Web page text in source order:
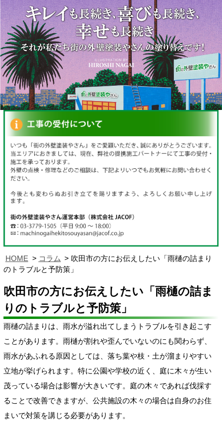
HOME コラム
吹田市の方にお伝えしたい「雨樋の詰まり
のトラブルと予防策」
吹田市の方にお伝えしたい「雨樋の詰ま
りのトラブルと予防策」
雨樋の詰まりは、雨水が溢れ出てしまうトラブルを引き起こす
ことがあります。雨樋が割れや歪んでいないのにも関わらず、
雨水があふれる原因としては、落ち葉や枝・土が溜まりやすい
立地が挙げられます。特に公園や学校の近く、庭に木々が生い
茂っている場合は影響が大きいです。庭の木々であれば伐採す
ることで改善できますが、公共施設の木々の場合は自身のお住
まいで対策を講じる必要があります。